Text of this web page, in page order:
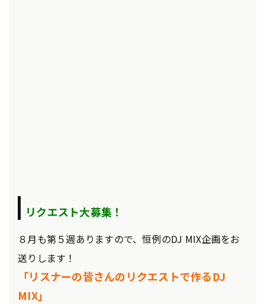
リクエスト大募集！
８月も第５週ありますので、恒例のDJ MIX企画をお
送りします！
「リスナーの皆さんのリクエストで作るDJ
MIX」